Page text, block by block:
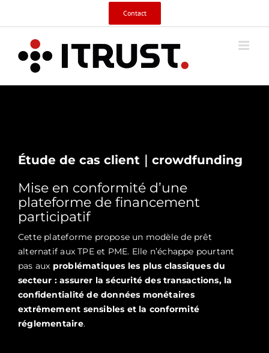
Contact
Étude de cas client｜crowdfunding
Mise en conformité d’une
plateforme de financement
participatif
Cette plateforme propose un modèle de prêt
alternatif aux TPE et PME. Elle n’échappe pourtant
pas aux problématiques les plus classiques du
secteur : assurer la sécurité des transactions, la
confidentialité de données monétaires
extrêmement sensibles et la conformité
réglementaire.